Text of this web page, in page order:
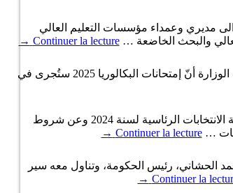
الجامعبة 2025ـ 2026 وذلك ضمن منشور وجهته الى مديري وعمداء مؤسسات التعليم العالي
Continuer la lecture
→
أعلنت وزارة التربية، في بلاغ نشرته على موقعها الرسمي، عن روزنامة الامتحانات الوطنية لسنة 2025. وأعلنت الوزارة أنّ إمتحانات البكالوريا 2025 ستُجرى في
أعلن رئيس الهيئة العليا المستقلة للانتخابات فاروق بوعسكر خلال ندوة صحفية مساء اليوم الخميس، عن رزنامة الانتخابات الرئاسية لسنة 2024 وعن شروط
…
Continuer la lecture
→
بالقصبة حيث إلتقى أحمد الحشاني، رئيس الحكومة، وتناول معه سير
Continuer la
→